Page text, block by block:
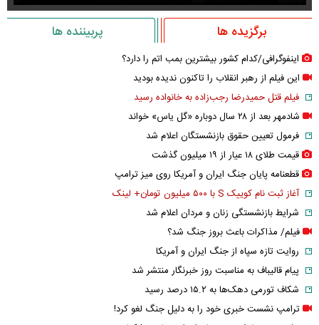
برگزیده ها پربیننده ها
اینفوگرافی/کدام کشور بیشترین بمب اتم را دارد؟
این فیلم از رهبر انقلاب را تاکنون ندیده بودید
فیلم قتل حمیدرضا رجب‌زاده به خانواده رسید
شادمهر بعد از ۲۸ سال دوباره «گل یاس» خواند
فرمول تعیین حقوق بازنشستگان اعلام شد
قیمت طلای ۱۸ عیار از ۱۹ میلیون گذشت
قطعنامه پایان جنگ ایران و آمریکا روی میز ترامپ
آغاز ثبت نام کوییک S با ۵۰۰ میلیون تومان+ لینک
شرایط بازنشستگی زنان و مردان اعلام شد
فیلم/ مذاکرات باعث بروز جنگ شد؟
روایت تازه سپاه از جنگ ایران و آمریکا
پیام قالیباف به مناسبت روز خبرنگار منتشر شد
شکاف تورمی دهک‌ها به ۱۵.۲ درصد رسید
ترامپ نشست خبری خود را به دلیل جنگ لغو کرد!